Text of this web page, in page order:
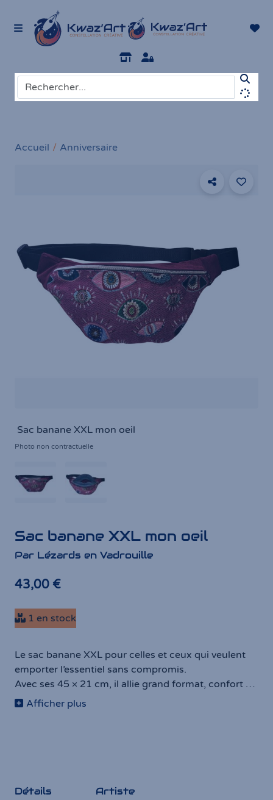
Accueil Anniversaire
Sac banane XXL mon oeil
Photo non contractuelle
Sac banane XXL mon oeil
Par Lézards en Vadrouille
43,00 €
1 en stock
Le sac banane XXL pour celles et ceux qui veulent
emporter l’essentiel sans compromis.
Avec ses 45 × 21 cm, il allie grand format, confort et
praticité.
Afficher plus
Détails Artiste